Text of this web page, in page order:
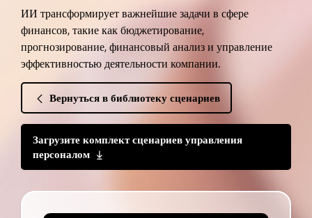
ИИ трансформирует важнейшие задачи в сфере
финансов, такие как бюджетирование,
прогнозирование, финансовый анализ и управление
эффективностью деятельности компании.
Вернуться в библиотеку сценариев
Загрузите комплект сценариев управления
персоналом